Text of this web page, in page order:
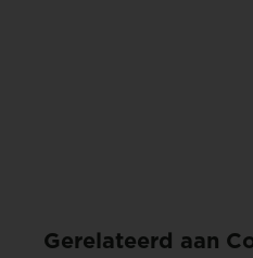
Gerelateerd aan